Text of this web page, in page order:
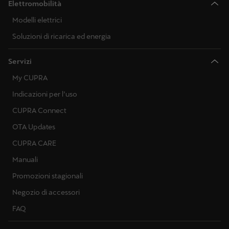
Importazione di destinazione online
Importazione itinerario online
Ricerca POI online
Pianificatore di percorso EV
Solar charging
Protezione della batteria a bassa tensione
Ventilazione remota
Riscaldatore ausiliario remoto
Informazioni sul traffico online
Aggiornamenti mappe online
Stazioni di parcheggio
Colonnina di ricarica
Importazione di destinazione online
Elettromobilità
Modelli elettrici
Soluzioni di ricarica ed energia
Servizi
My CUPRA
Indicazioni per l’uso
CUPRA Connect
OTA Updates
CUPRA CARE
Manuali
Promozioni stagionali
Negozio di accessori
FAQ